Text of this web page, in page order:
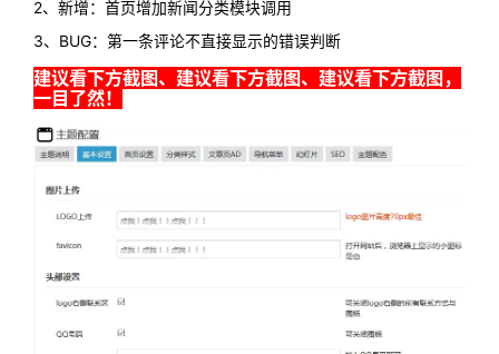
2、新增：首页增加新闻分类模块调用
3、BUG：第一条评论不直接显示的错误判断
建议看下方截图、建议看下方截图、建议看下方截图，
一目了然！